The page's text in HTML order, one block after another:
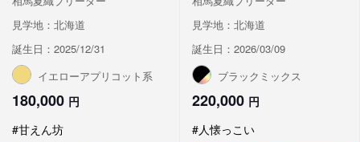
見学地：北海道
誕生日：2025/12/31
イエローアプリコット系
180,000 円
#甘えん坊
見学地：北海道
誕生日：2026/03/09
ブラックミックス
220,000 円
#人懐っこい